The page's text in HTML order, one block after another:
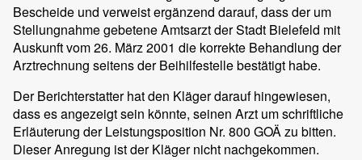
Bescheide und verweist ergänzend darauf, dass der um
Stellungnahme gebetene Amtsarzt der Stadt Bielefeld mit
Auskunft vom 26. März 2001 die korrekte Behandlung der
Arztrechnung seitens der Beihilfestelle bestätigt habe.
Der Berichterstatter hat den Kläger darauf hingewiesen,
dass es angezeigt sein könnte, seinen Arzt um schriftliche
Erläuterung der Leistungsposition Nr. 800 GOÄ zu bitten.
Dieser Anregung ist der Kläger nicht nachgekommen.